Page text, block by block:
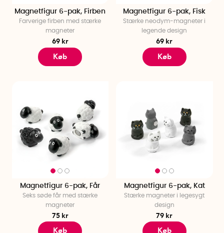
Magnetfigur 6-pak, Firben
Farverige firben med stærke
magneter
69 kr
Køb
Magnetfigur 6-pak, Fisk
Stærke neodym-magneter i
legende design
69 kr
Køb
Magnetfigur 6-pak, Får
Seks søde får med stærke
magneter
75 kr
Køb
Magnetfigur 6-pak, Kat
Stærke magneter i legesygt
design
79 kr
Køb